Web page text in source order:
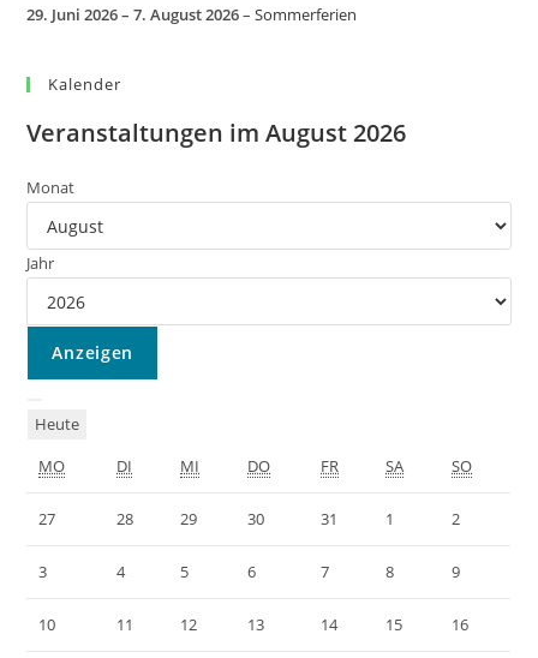
29. Juni 2026– 7. August 2026–Sommerferien
Kalender
Veranstaltungen im August 2026
Monat
Jahr
Heute
MO
DI MI DO FR SA SO
27 28 29 30 31 1 2
3 4 5 6 7 8 9
10 11 12 13 14 15 16